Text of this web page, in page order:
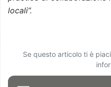
locali”.
Se questo articolo ti è